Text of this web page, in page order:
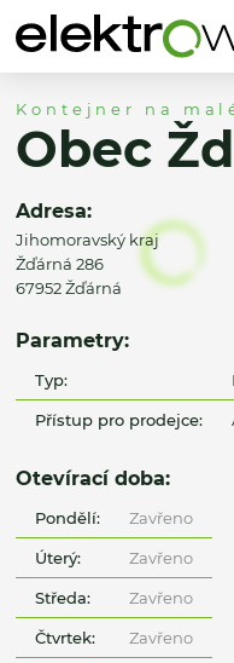
Kontejner na
Obec
Adresa:
Jihomoravský kraj
Žďárná 286
67952 Žďárná
Parametry:
Typ:
Přístup pro prodejce:
Otevírací doba:
Pondělí: Zavřeno
Úterý: Zavřeno
Středa: Zavřeno
Čtvrtek: Zavřeno